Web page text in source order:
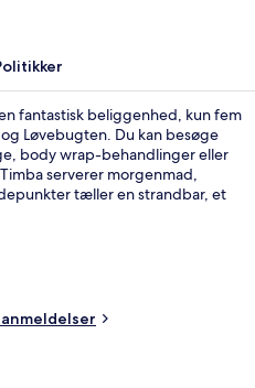
fantastisk beliggenhed, kun fem
Løvebugten. Du kan besøge
body wrap-behandlinger eller
serverer morgenmad,
tæller en strandbar, et
anmeldelser